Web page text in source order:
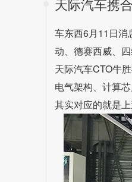
天际汽车携
车东西6月11日消
动、德赛西威、
天际汽车CTO牛
电气架构、计算
其实对应的就是